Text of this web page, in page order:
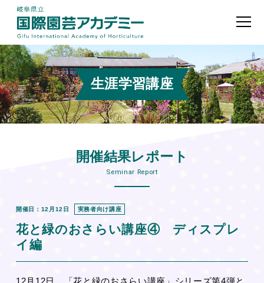
生涯学習講座
開催結果レポート
Seminar Report
開催日：12月12日 実務者向け講座
花と緑のおさらい講座④ ディスプレ
イ編